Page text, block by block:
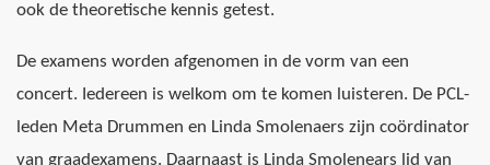
ook de theoretische kennis getest.
De examens worden afgenomen in de vorm van een
concert. Iedereen is welkom om te komen luisteren. De PCL-
leden Meta Drummen en Linda Smolenaers zijn coördinator
van graadexamens. Daarnaast is Linda Smolenears lid van